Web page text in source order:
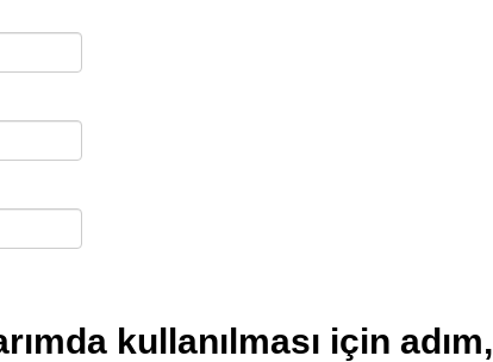
kullanılması için adım,